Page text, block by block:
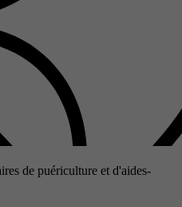
de puériculture et d'aides-